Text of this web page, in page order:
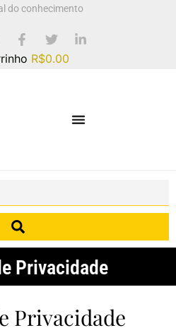
do conhecimento
R$0.00
Privacidade
Privacidade